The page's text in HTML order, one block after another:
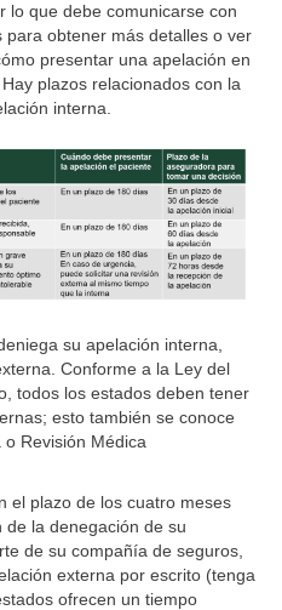
lo que debe comunicarse con
obtener más detalles o ver
presentar una apelación en
plazos relacionados con la
interna.
su apelación interna,
Conforme a la Ley del
todos los estados deben tener
esto también se conoce
Revisión Médica
el plazo de los cuatro meses
la denegación de su
de su compañía de seguros,
externa por escrito (tenga
ofrecen un tiempo